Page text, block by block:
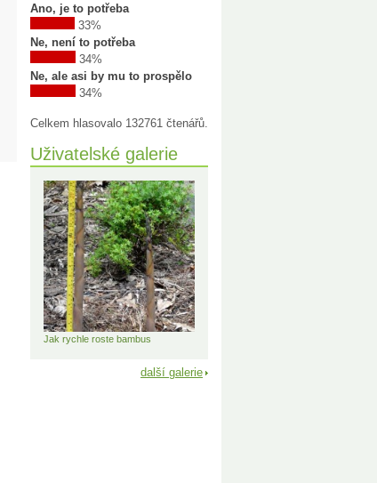
Ano, je to potřeba
33%
Ne, není to potřeba
34%
Ne, ale asi by mu to prospělo
34%
Celkem hlasovalo 132761 čtenářů.
Uživatelské galerie
Jak rychle roste bambus
další galerie